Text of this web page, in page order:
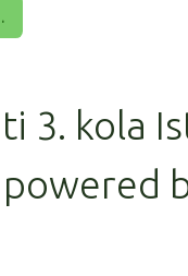
3. kola